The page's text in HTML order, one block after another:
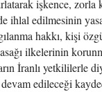
işkence, zorla
ihlal edilmesinin
hakkı, kişi
ilkelerinin
İranlı yetkililerle
edileceği